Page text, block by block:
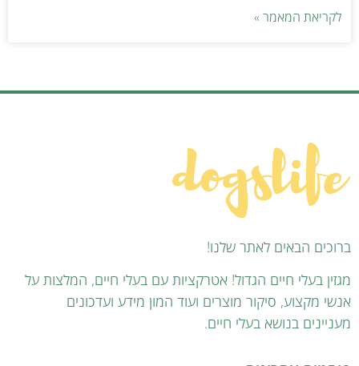
לקריאת המאמר »
ברוכים הבאים לאתר שלנו!
מגזין בעלי חיים הגדול! אטרקציות עם בעלי חיים, המלצות על
אנשי מקצוע, סיקור מוצרים ועוד המון מידע ועדכונים
מעניינים בנושא בעלי חיים.